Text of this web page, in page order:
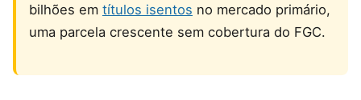
bilhões em títulos isentos no mercado primário,
uma parcela crescente sem cobertura do FGC.